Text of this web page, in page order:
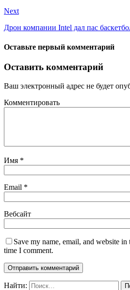
Next
Дрон компании Intel дал пас
Оставьте первый комментарий
Оставить комментарий
Ваш электронный адрес не будет
Комментировать
Имя *
Email *
Вебсайт
Save my name, email, and website
time I comment.
Найти: